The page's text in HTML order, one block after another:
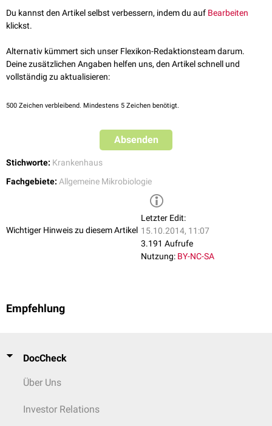
Klinikum Saarbrücken
St. Georg-Krankenhaus
Universitätsklinikum Frankfurt
Universitätsklinikum Düsseldorf
Robert-Bosch-Krankenhaus
Du kannst den Artikel selbst verbessern, indem du auf Bearbeiten
klickst.
Alternativ kümmert sich unser Flexikon-Redaktionsteam darum.
Deine zusätzlichen Angaben helfen uns, den Artikel schnell und
vollständig zu aktualisieren:
500 Zeichen verbleibend. Mindestens 5 Zeichen benötigt.
Absenden
Stichworte: Krankenhaus
Fachgebiete: Allgemeine Mikrobiologie
Wichtiger Hinweis zu diesem Artikel
Letzter Edit:
15.10.2014, 11:07
3.191 Aufrufe
Nutzung: BY-NC-SA
Empfehlung
DocCheck
Über Uns
Investor Relations